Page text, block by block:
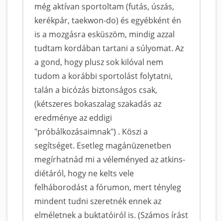
még aktívan sportoltam (futás, úszás,
kerékpár, taekwon-do) és egyébként én
is a mozgásra esküszöm, mindig azzal
tudtam kordában tartani a súlyomat. Az
a gond, hogy plusz sok kilóval nem
tudom a korábbi sportolást folytatni,
talán a bicózás biztonságos csak,
(kétszeres bokaszalag szakadás az
eredménye az eddigi
"próbálkozásaimnak") . Köszi a
segítséget. Esetleg magánüzenetben
megírhatnád mi a véleményed az atkins-
diétáról, hogy ne kelts vele
felháborodást a fórumon, mert tényleg
mindent tudni szeretnék ennek az
elméletnek a buktatóiról is. (Számos írást